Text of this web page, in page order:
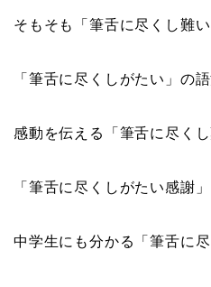
そもそも「筆舌に尽くし難
「筆舌に尽くしがたい」の
感動を伝える「筆舌に尽く
「筆舌に尽くしがたい感謝
中学生にも分かる「筆舌に